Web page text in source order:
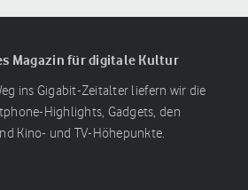
Magazin für digitale Kultur
ins Gigabit-Zeitalter liefern wir die
Highlights, Gadgets, den
Kino- und TV-Höhepunkte.